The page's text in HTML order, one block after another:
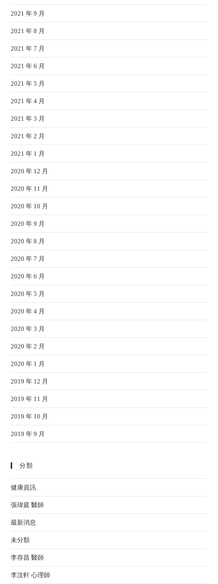
2021 年 9 月
2021 年 8 月
2021 年 7 月
2021 年 6 月
2021 年 5 月
2021 年 4 月
2021 年 3 月
2021 年 2 月
2021 年 1 月
2020 年 12 月
2020 年 11 月
2020 年 10 月
2020 年 9 月
2020 年 8 月
2020 年 7 月
2020 年 6 月
2020 年 5 月
2020 年 4 月
2020 年 3 月
2020 年 2 月
2020 年 1 月
2019 年 12 月
2019 年 11 月
2019 年 10 月
2019 年 9 月
分類
健康資訊
張瑋庭 醫師
最新消息
未分類
李存昌 醫師
李汶軒 心理師